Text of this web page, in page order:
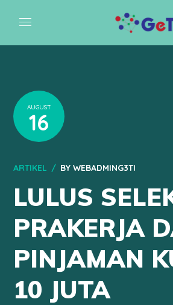
AUGUST
16
ARTIKEL BYWEBADMING3TI
LULUS
PRAKERJA
PINJAMAN
10 JUTA